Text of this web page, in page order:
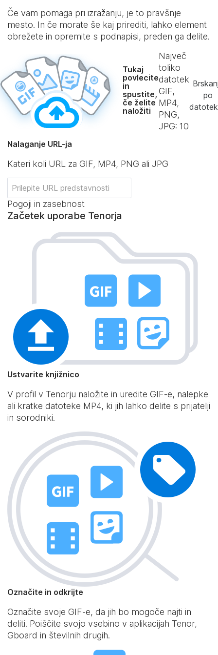
Če vam pomaga pri izražanju, je to pravšnje
mesto. In če morate še kaj prirediti, lahko element
obrežete in opremite s podnapisi, preden ga delite.
Tukaj
povlecite
in
spustite,
če želite
naložiti
Največ
toliko
datotek
GIF,
MP4,
PNG,
JPG: 10
po
Nalaganje URL-ja
Kateri koli URL za GIF, MP4, PNG ali JPG
Pogoji in zasebnost
Začetek uporabe Tenorja
Ustvarite knjižnico
V profil v Tenorju naložite in uredite GIF-e, nalepke
ali kratke datoteke MP4, ki jih lahko delite s prijatelji
in sorodniki.
Označite in odkrijte
Označite svoje GIF-e, da jih bo mogoče najti in
deliti. Poiščite svojo vsebino v aplikacijah Tenor,
Gboard in številnih drugih.